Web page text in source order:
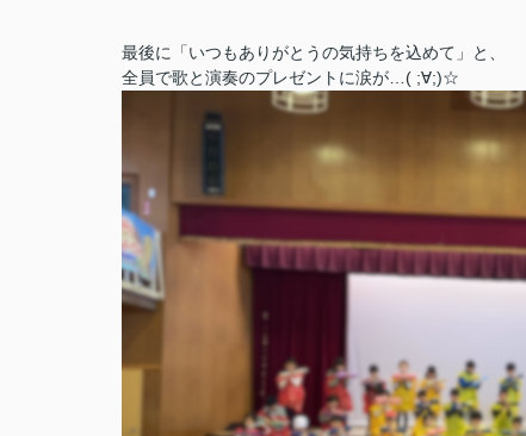
最後に「いつもありがとうの気持ちを込めて」と、
全員で歌と演奏のプレゼントに涙が…( ;∀;)☆